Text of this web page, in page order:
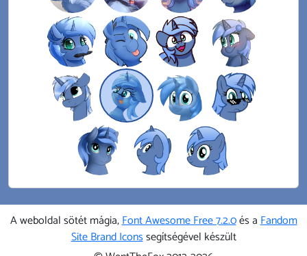
A weboldal sötét mágia,Font Awesome Free 7.2.0és aFandom
Site Brand Iconssegítségével készült